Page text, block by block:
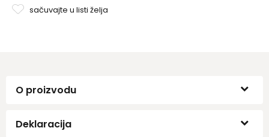
sačuvajte u listi želja
O proizvodu
Deklaracija